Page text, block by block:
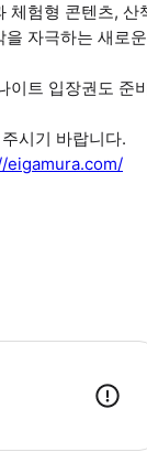
험형 콘텐츠,
자극하는 새로
이트 입장권도 준
시기 바랍니다.
eigamura.com/